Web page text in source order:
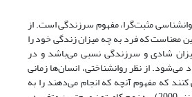
مثبت‌گرا، مفهوم سرزندگی است. از
معناست که فرد به چه میزان زندگی خود را
شادی و سرزندگی نسبی می‌باشد و در
می‌شود. از نظر روانشناختی، انسان‌ها زمانی
که مفهوم آنچه که انجام می‌‌دهند را به